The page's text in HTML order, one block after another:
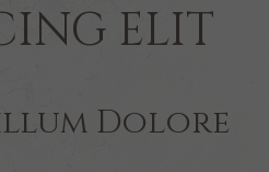
ELIT
Dolore